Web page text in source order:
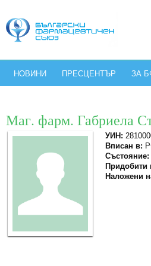
НОВИНИ ПРЕСЦЕНТЪР ЗА
Маг. фарм. Габриела
УИН:
Вписан в:
Състояние:
Придобити
Наложени